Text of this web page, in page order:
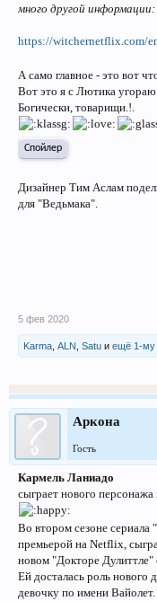
много другой информации:
https://witchernetflix.com/
А само главное - это вот
Вот это я с Лютика
Богически, товарищи.!.
Спойлер
Дизайнер Тим Аслам
для "Ведьмака".
5 фев 2020
Karma ALN Satu и ещё 1-му
Аркона
Гость
Кармель Ланиадо
сыграет нового
Во втором сезоне
премьерой на Netflix,
новом "Докторе
Ей досталась роль
девочку по имени